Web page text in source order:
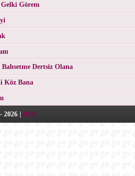
Görem
Dertsiz Olana
Köz Bana
| RSS